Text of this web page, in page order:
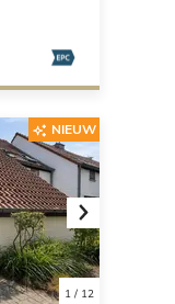
Next
1/ 12
NIEUW